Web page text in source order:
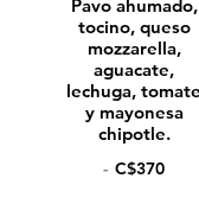
Pavo ahumado,
tocino, queso
mozzarella,
aguacate,
lechuga, tomate
y mayonesa
chipotle.
- C$370